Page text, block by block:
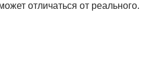
отличаться от реального.